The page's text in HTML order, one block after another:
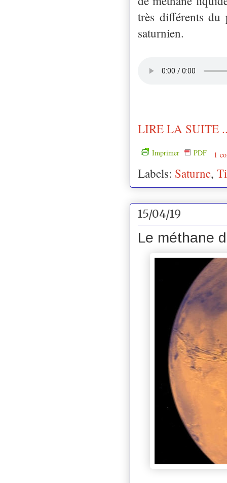
très différents du
saturnien.
LIRE LA SUITE
Imprimer PDF 1
Labels: Saturne,
15/04/19
Le méthane